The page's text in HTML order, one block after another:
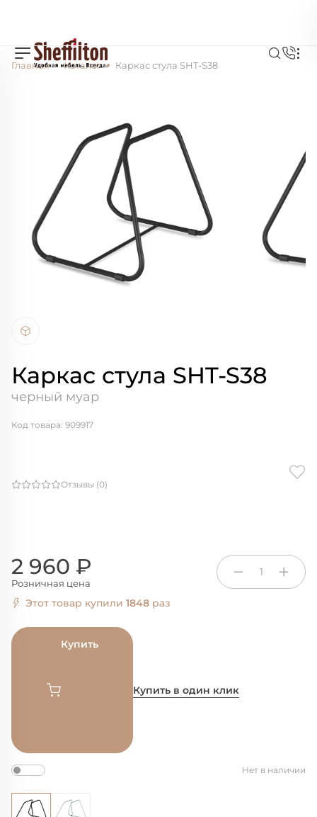
Главная Каталог Каркас стула SHT-S38
Каркас стула SHT-S38
черный муар
Отзывы (0)
Код товара: 909917
2 960 ₽
Розничная цена
1
Этот товар купили 1848 раз
Купить
Купить в один клик
Нет в наличии